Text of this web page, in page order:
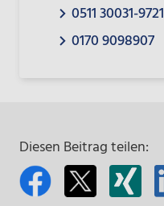
0511 30031-9721
0170 9098907
Diesen Beitrag teilen: